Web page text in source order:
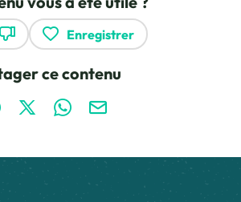
Enregistrer
ce contenu
sur Facebook (nouvelle fenêtre)
Partager sur X / Twitter (nouvelle
Partager sur WhatsApp
Partager par mail